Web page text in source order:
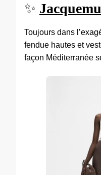
✨
Toujours dans
fendue hautes et
façon Méditerranée